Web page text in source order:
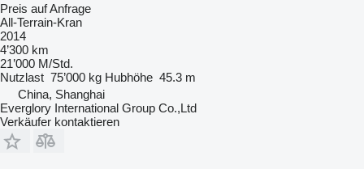
Preis auf Anfrage
All-Terrain-Kran
2014
4’300 km
21’000 M/Std.
Nutzlast 75’000 kg Hubhöhe 45.3 m
China, Shanghai
Everglory International Group Co.,Ltd
Verkäufer kontaktieren